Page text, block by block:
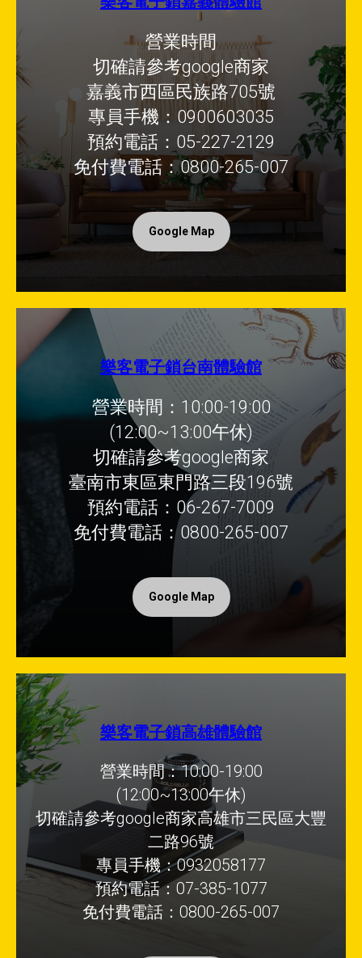
營業時間
切確請參考google商家
嘉義市西區民族路705號
專員手機：0900603035
預約電話：05-227-2129
免付費電話：0800-265-007
Google Map
樂客電子鎖台南體驗館
營業時間：10:00-19:00
(12:00~13:00午休)
切確請參考google商家
臺南市東區東門路三段196號
預約電話：06-267-7009
免付費電話：0800-265-007
Google Map
樂客電子鎖高雄體驗館
營業時間：10:00-19:00
(12:00~13:00午休)
切確請參考google商家高雄市三民區大豐
二路96號
專員手機：0932058177
預約電話：07-385-1077
免付費電話：0800-265-007